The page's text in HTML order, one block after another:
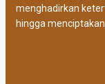
menghadirkan
hingga menciptakan